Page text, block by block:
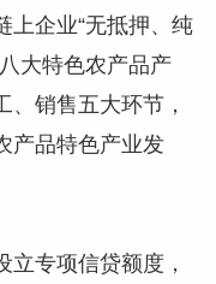
上企业“无抵押、纯
大特色农产品产
销售五大环节，
产品特色产业发
专项信贷额度，